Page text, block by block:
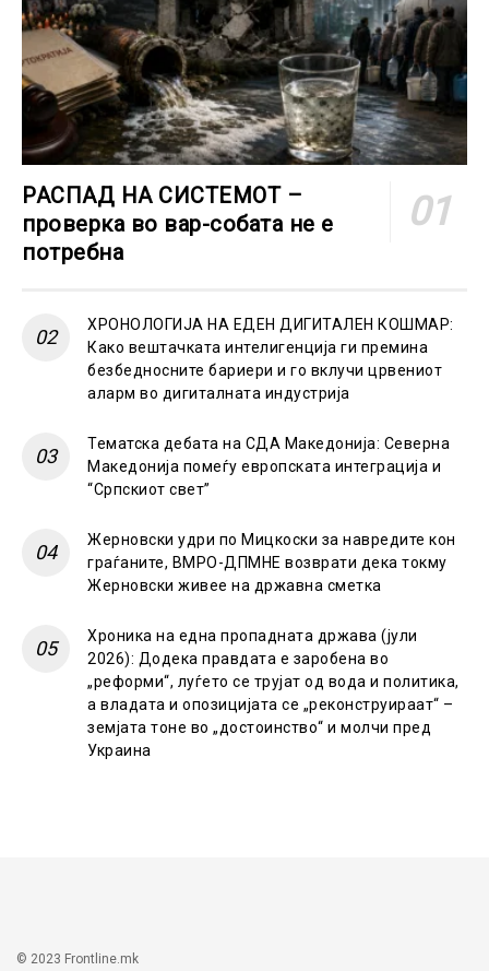
РАСПАД НА СИСТЕМОТ –
проверка во вар-собата не е
потребна
ХРОНОЛОГИЈА НА ЕДЕН ДИГИТАЛЕН КОШМАР:
Како вештачката интелигенција ги премина
безбедносните бариери и го вклучи црвениот
аларм во дигиталната индустрија
Тематска дебата на СДА Македонија: Северна
Македонија помеѓу европската интеграција и
“Српскиот свет”
Жерновски удри по Мицкоски за навредите кон
граѓаните, ВМРО-ДПМНЕ возврати дека токму
Жерновски живее на државна сметка
Хроника на една пропадната држава (јули
2026): Додека правдата е заробена во
„реформи“, луѓето се трујат од вода и политика,
а владата и опозицијата се „реконструираат“ –
земјата тоне во „достоинство“ и молчи пред
Украина
© 2023 Frontline.mk